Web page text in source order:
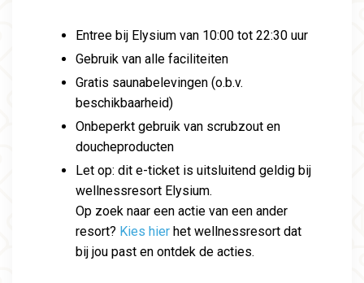
Entree bij Elysium van 10:00 tot 22:30 uur
Gebruik van alle faciliteiten
Gratis saunabelevingen (o.b.v.
beschikbaarheid)
Onbeperkt gebruik van scrubzout en
doucheproducten
Let op: dit e-ticket is uitsluitend geldig bij
wellnessresort Elysium.
Op zoek naar een actie van een ander
resort? Kies hier het wellnessresort dat
bij jou past en ontdek de acties.